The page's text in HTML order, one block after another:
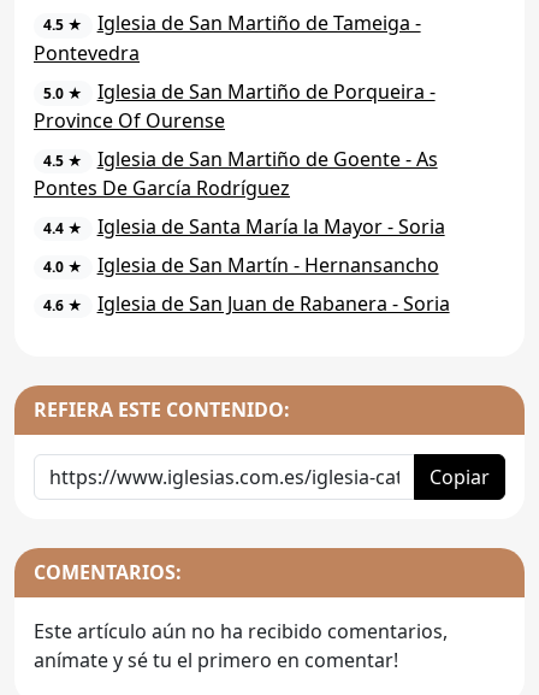
4.5 ★
Iglesia de San Martiño de Tameiga -
Pontevedra
5.0 ★
Iglesia de San Martiño de Porqueira -
Province Of Ourense
4.5 ★
Iglesia de San Martiño de Goente - As
Pontes De García Rodríguez
4.4 ★ Iglesia de Santa María la Mayor - Soria
4.0 ★ Iglesia de San Martín - Hernansancho
4.6 ★ Iglesia de San Juan de Rabanera - Soria
REFIERA ESTE CONTENIDO:
Copiar
COMENTARIOS:
Este artículo aún no ha recibido comentarios,
anímate y sé tu el primero en comentar!